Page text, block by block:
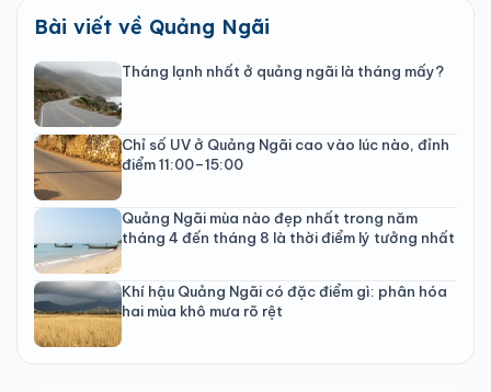
Bài viết về Quảng Ngãi
Tháng lạnh nhất ở quảng ngãi là tháng mấy?
Chỉ số UV ở Quảng Ngãi cao vào lúc nào, đỉnh
điểm 11:00–15:00
Quảng Ngãi mùa nào đẹp nhất trong năm
tháng 4 đến tháng 8 là thời điểm lý tưởng nhất
Khí hậu Quảng Ngãi có đặc điểm gì: phân hóa
hai mùa khô mưa rõ rệt